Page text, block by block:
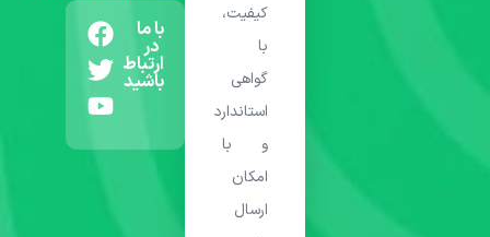
کیفیت،
با
گواهی
استاندارد
و با
امکان
ارسال
با ما
در
ارتباط
باشید